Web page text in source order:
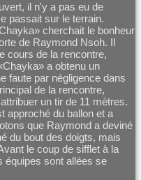
il n'y a pas eu de
passait sur le terrain.
cherchait le bonheur
de Raymond Nsoh. Il
cours de la rencontre,
a obtenu un
faute par négligence dans
de la rencontre,
un tir de 11 mètres.
approché du ballon et a
que Raymond a deviné
du bout des doigts, mais
le coup de sifflet à la
équipes sont allées se